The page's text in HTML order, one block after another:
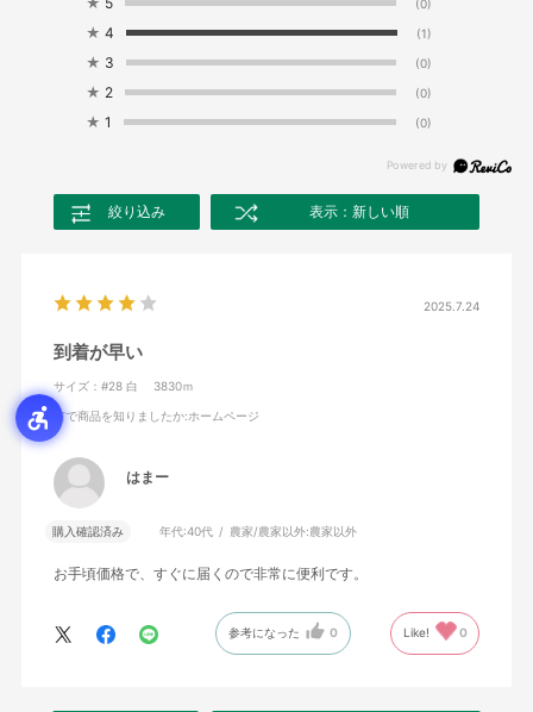
(0)
★ 4 (1)
★ 3 (0)
★ 2 (0)
★ 1 (0)
絞り込み 表示：新しい順
2025.7.24
到着が早い
サイズ：#28 白 3830ｍ
何で商品を知りましたか:ホームページ
はまー
購入確認済み 年代:40代 農家/農家以外:農家以外
お手頃価格で、すぐに届くので非常に便利です。
参考になった 0 Like! 0